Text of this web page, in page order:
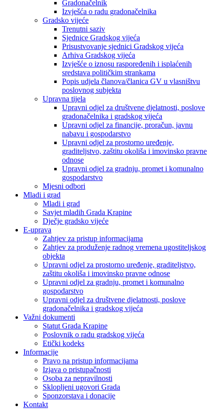
Gradonačelnik
Izvješća o radu gradonačelnika
Gradsko vijeće
Trenutni saziv
Sjednice Gradskog vijeća
Prisustvovanje sjednici Gradskog vijeća
Arhiva Gradskog vijeća
Izvješće o iznosu raspoređenih i isplaćenih
sredstava političkim strankama
Popis udjela članova/članica GV u vlasništvu
poslovnog subjekta
Upravna tijela
Upravni odjel za društvene djelatnosti, poslove
gradonačelnika i gradskog vijeća
Upravni odjel za financije, proračun, javnu
nabavu i gospodarstvo
Upravni odjel za prostorno uređenje,
graditeljstvo, zaštitu okoliša i imovinsko pravne
odnose
Upravni odjel za gradnju, promet i komunalno
gospodarstvo
Mjesni odbori
Mladi i grad
Mladi i grad
Savjet mladih Grada Krapine
Dječje gradsko vijeće
E-uprava
Zahtjev za pristup informacijama
Zahtjev za produženje radnog vremena ugostiteljskog
objekta
Upravni odjel za prostorno uređenje, graditeljstvo,
zaštitu okoliša i imovinsko pravne odnose
Upravni odjel za gradnju, promet i komunalno
gospodarstvo
Upravni odjel za društvene djelatnosti, poslove
gradonačelnika i gradskog vijeća
Važni dokumenti
Statut Grada Krapine
Poslovnik o radu gradskog vijeća
Etički kodeks
Informacije
Pravo na pristup informacijama
Izjava o pristupačnosti
Osoba za nepravilnosti
Sklopljeni ugovori Grada
Sponzorstava i donacije
Kontakt